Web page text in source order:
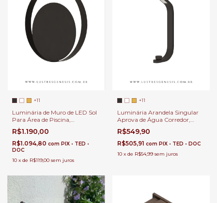
+11
Luminária de Muro de LED Sol
Para Área de Piscina,
Churrasqueira, Garagem e
Área Interna
R$1.190,00
R$1.094,80 com PIX • TED •
DOC
10 x de R$119,00 sem juros
+11
Luminária Arandela Singular
Aprova de Água Corredor,
Cabeceira de Cama, Lavabo e
Área Externa
R$549,90
R$505,91 com PIX • TED • DOC
10 x de R$54,99 sem juros